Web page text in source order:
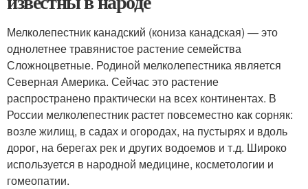
Мелколепестник канадский (кониза канадская) — это
однолетнее травянистое растение семейства
Сложноцветные. Родиной мелколепестника является
Северная Америка. Сейчас это растение
распространено практически на всех континентах. В
России мелколепестник растет повсеместно как сорняк:
возле жилищ, в садах и огородах, на пустырях и вдоль
дорог, на берегах рек и других водоемов и т.д. Широко
используется в народной медицине, косметологии и
гомеопатии.